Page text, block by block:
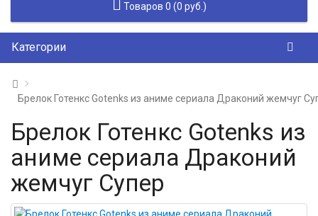
Товаров 0 (0 руб.)
Категории
Брелок Готенкс Gotenks из аниме сериала Драконий жемчуг
Брелок Готенкс Gotenks из
аниме сериала Драконий
жемчуг Супер